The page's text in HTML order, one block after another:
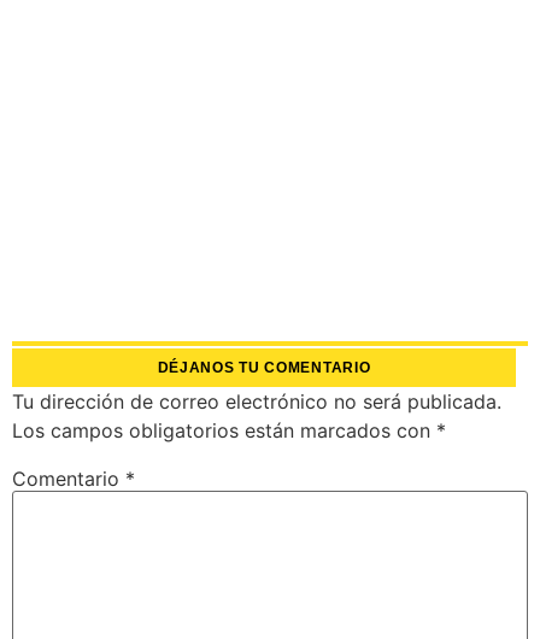
DÉJANOS TU COMENTARIO
Tu dirección de correo electrónico no será publicada.
Los campos obligatorios están marcados con *
Comentario *